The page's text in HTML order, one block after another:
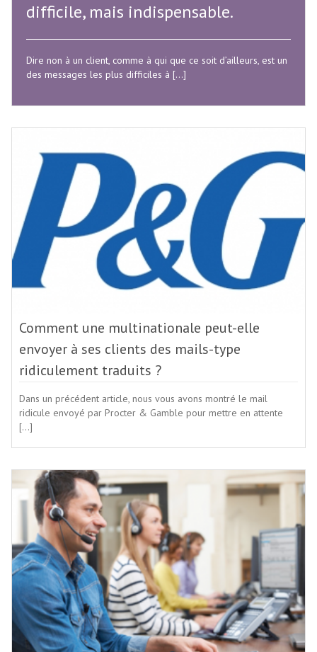
difficile, mais indispensable.
Dire non à un client, comme à qui que ce soit d’ailleurs, est un
des messages les plus difficiles à […]
Comment une multinationale peut-elle
envoyer à ses clients des mails-type
ridiculement traduits ?
Dans un précédent article, nous vous avons montré le mail
ridicule envoyé par Procter & Gamble pour mettre en attente
[…]